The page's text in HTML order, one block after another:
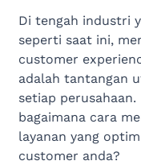
Di tengah industri
seperti saat ini,
customer
adalah tantangan
setiap perusahaan.
bagaimana cara
layanan yang
customer anda?